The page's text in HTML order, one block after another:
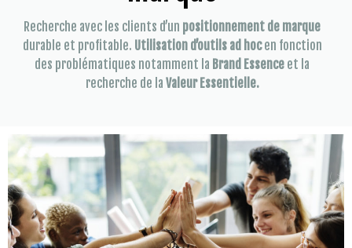
Recherche avec les clients d’un positionnement de marque
durable et profitable. Utilisation d’outils ad hocen fonction
des problématiques notamment la Brand Essence et la
recherche de la Valeur Essentielle.